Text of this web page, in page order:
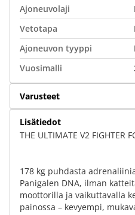
Ajoneuvolaji
Vetotapa
Ajoneuvon tyyppi
Vuosimalli
Varusteet
Lisätiedot
THE ULTIMATE V2 FIGHTER
178 kg puhdasta
Panigalen DNA, ilman
moottorilla ja vaikuttavalla
painossa – kevyempi,